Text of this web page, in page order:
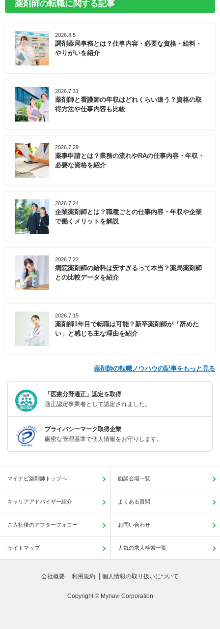
西日本でも最大級の桜並木「おの桜づつみ回廊」があ
ることで有名です。ソメイヨシノや、オオシマサク
並び、並木道の全長は4kmにものぼります。ベンチな
どの休憩する場所もあり、ゆったりと美しい木々を眺
めることができます。
ように「おのアクティブポイント」を展開していま
す。健康づくり事業などに参加することでポイントが
もらえ、具体的には市で開いた健康診査、人間ドッ
することが挙げられます。貯まったポイントで商品と
交換でき、楽しみをもちながら健康づくりに励めるよ
うなサポートを行っています。
ビ薬剤師にご相談ください。
薬剤師の転職に関する記事
2026.8.5
調剤薬局事務とは？仕事内容・必要な資格・給料・
やりがいを紹介
2026.7.31
薬剤師と看護師の年収はどれくらい違う？資格の取
得方法や仕事内容も比較
2026.7.29
薬事申請とは？業務の流れやRAの仕事内容・年収・
必要な資格を紹介
2026.7.24
企業薬剤師とは？職種ごとの仕事内容・年収や企業
で働くメリットを解説
2026.7.22
病院薬剤師の給料は安すぎるって本当？薬局薬剤師
との比較データを紹介
2026.7.15
薬剤師1年目で転職は可能？新卒薬剤師が「辞めた
い」と感じる主な理由を紹介
薬剤師の転職ノウハウの記事をもっと見る
「医療分野適正」認定を取得
適正認定事業者として認定されました。
プライバシーマーク取得企業
厳密な管理基準で個人情報をお守りします。
マイナビ薬剤師トップへ 面談会場一覧
キャリアアドバイザー紹介 よくある質問
ご入社後のアフターフォロー お問い合わせ
サイトマップ 人気の求人検索一覧
会社概要 利用規約 個人情報の取り扱いについて
Copyright © Mynavi Corporation